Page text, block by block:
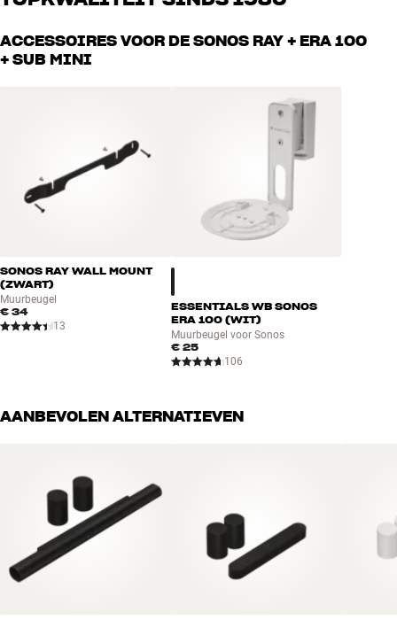
zijn zorgvuldig geselecteerd en gebouwd om jarenlang mee te gaan.
Goed voor je portemonnee én het milieu.
ACCESSOIRES VOOR DE SONOS RAY + ERA 100
+ SUB MINI
SONOS RAY WALL MOUNT
(ZWART)
Muurbeugel
€ 34
13
ESSENTIALS WB SONOS
ERA 100 (WIT)
Muurbeugel voor Sonos
€ 25
106
AANBEVOLEN ALTERNATIEVEN